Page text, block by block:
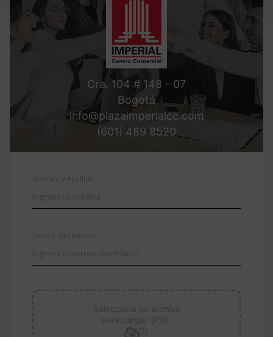
Cra. 104 # 148 - 07
Bogotá
info@plazaimperialcc.com
(601) 489 8520
Nombre y Apellido
Correo electrónico
DOC)